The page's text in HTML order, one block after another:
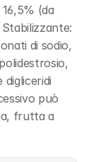
(da
di sodio,
può
frutta a